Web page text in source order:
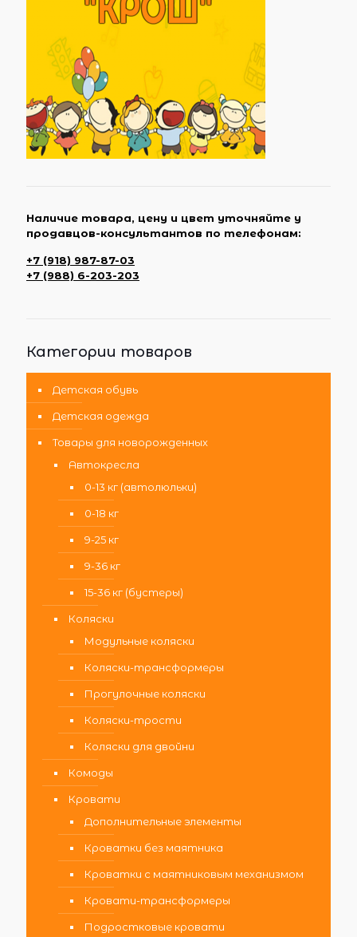
Наличие товара, цену и цвет уточняйте у
продавцов-консультантов по телефонам:
+7 (918) 987-87-03
+7 (988) 6-203-203
Категории товаров
Детская обувь
Детская одежда
Товары для новорожденных
Автокресла
0-13 кг (автолюльки)
0-18 кг
9-25 кг
9-36 кг
15-36 кг (бустеры)
Коляски
Модульные коляски
Коляски-трансформеры
Прогулочные коляски
Коляски-трости
Коляски для двойни
Комоды
Кровати
Дополнительные элементы
Кроватки без маятника
Кроватки с маятниковым механизмом
Кровати-трансформеры
Подростковые кровати